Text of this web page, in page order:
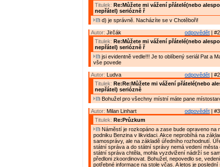
Titulek: Re:Můžete mi vážení přátelé(nebo
nepřátel) seriózně ř
d) je správně. Nacházíte se v Chotěboři!
odpovědět |
Autor: Jirčák
Titulek: Re:Můžete mi vážení přátelé(nebo
nepřátel) seriózně ř
jsi evidentně vedle!!! Je to oblíbený seriál Pat a
vše povede
odpovědět |
Autor: Ludva
Titulek: Re:Re:Můžete mi vážení přátelé(nebo
nepřátel) seriózně
Bohužel pro všechny místní máte pane
odpovědět |
Autor: Milan Linhart
Titulek: Re:Průzkum
Náměstí je rozkopáno a zase bude opraveno na
podniku Benzina v likvidaci. Akce neprobíhá na
samosprávy, ale na základě úředního rozhodnutí.
státní správa a do státní správy nemá vedení města
státní správa chtěla, mohla vyzdvižení nádrží se
předloni zkoordinovat. Bohužel, nepovedlo se,
potřebné informace na stole včas. A letos je